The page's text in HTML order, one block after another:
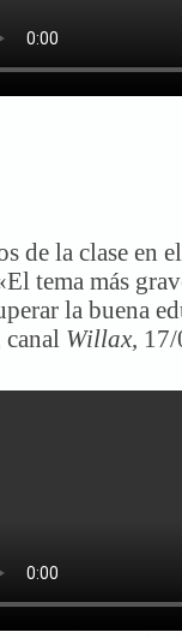
de la clase en
tema más
la buena
Willax,